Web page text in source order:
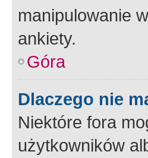
manipulowanie
ankiety.
Góra
Dlaczego nie
Niektóre fora
użytkowników